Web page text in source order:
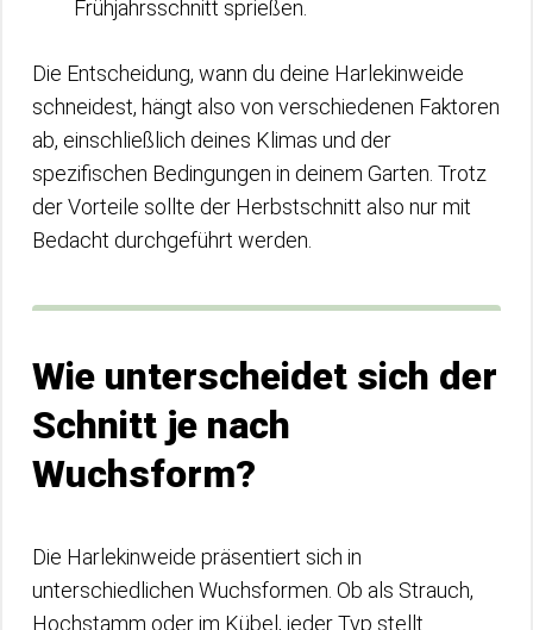
Frühjahrsschnitt sprießen.
Die Entscheidung, wann du deine Harlekinweide
schneidest, hängt also von verschiedenen Faktoren
ab, einschließlich deines Klimas und der
spezifischen Bedingungen in deinem Garten. Trotz
der Vorteile sollte der Herbstschnitt also nur mit
Bedacht durchgeführt werden.
Wie unterscheidet sich der
Schnitt je nach
Wuchsform?
Die Harlekinweide präsentiert sich in
unterschiedlichen Wuchsformen. Ob als Strauch,
Hochstamm oder im Kübel, jeder Typ stellt